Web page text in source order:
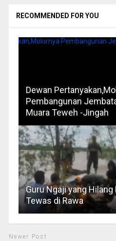
RECOMMENDED FOR YOU
Dewan
Pembangunan
Muara Teweh -Jingah
Guru Ngaji yang
Tewas di Rawa
Newer Post